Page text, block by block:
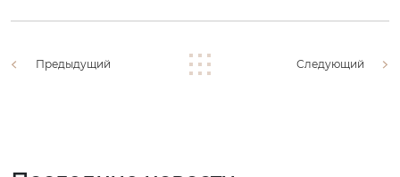
Предыдущий Следующий